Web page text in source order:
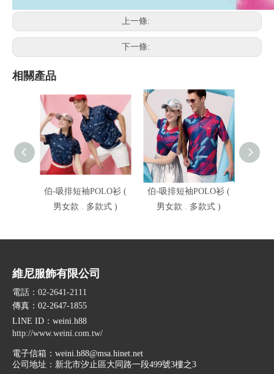
上一條:
下一條:
相關產品
伯-吸排短袖POLO衫 (
男女款 . 多款式 )
伯-吸排短袖POLO衫 (
男女款 . 多款式 )
維尼服飾有限公司
電話：02-2641-2111
傳真：02-2647-1855
LINE ID ：weini.h88
http://www.weini.com.tw/
電子信箱： weini.h88@msa.hinet.net
公司地址： 新北市汐止區大同路一段499號3樓之3